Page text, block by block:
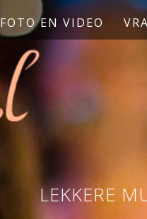
FOTO EN VIDEO
LEKKERE